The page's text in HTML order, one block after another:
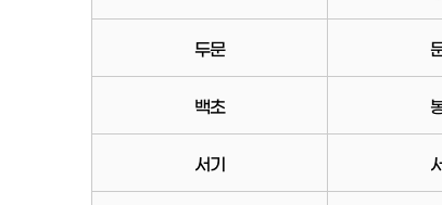
두문
백초
서기